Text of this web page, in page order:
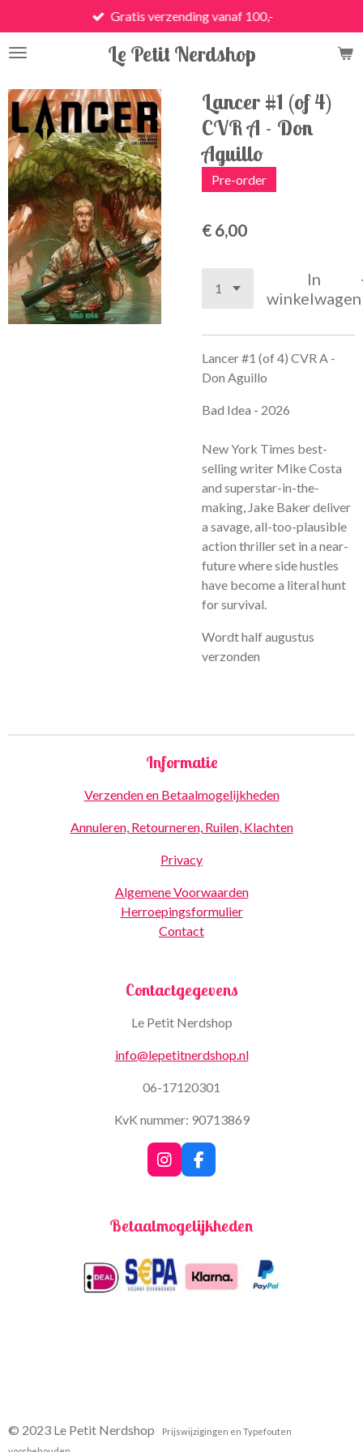
direct
naar
hoofdinhoud
Le Petit Nerdshop
Gratis verzending vanaf 100,-
Lancer #1 (of 4)
CVR A - Don
Aguillo
Pre-order
€ 6,00
In
winkelwagen
Lancer #1 (of 4) CVR A -
Don Aguillo
Bad Idea - 2026
New York Times best-
selling writer Mike Costa
and superstar-in-the-
making, Jake Baker deliver
a savage, all-too-plausible
action thriller set in a near-
future where side hustles
have become a literal hunt
for survival.
Wordt half augustus
verzonden
Informatie
Verzenden en Betaalmogelijkheden
Annuleren, Retourneren, Ruilen, Klachten
Privacy
Algemene Voorwaarden
Herroepingsformulier
Contact
Contactgegevens
Le Petit Nerdshop
info@lepetitnerdshop.nl
06-17120301
KvK nummer: 90713869
I
n
a
r
a
m
F
a
b
k
Betaalmogelijkheden
© 2023 Le Petit Nerdshop
Prijswijzigingen en Typefouten